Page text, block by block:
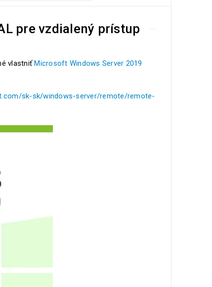
pre vzdialený prístup
vlastniťMicrosoft Windows Server 2019
sk-sk/windows-server/remote/remote-